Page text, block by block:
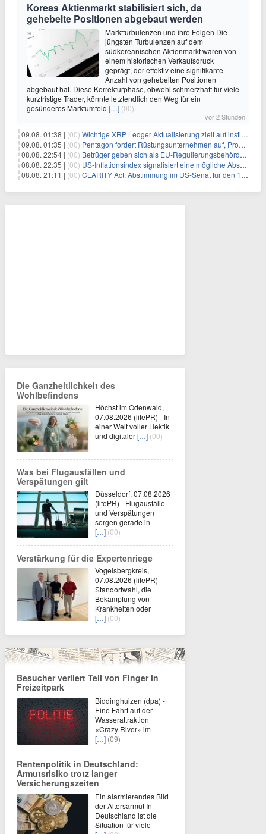
Koreas Aktienmarkt stabilisiert sich, da
gehebelte Positionen abgebaut werden
Marktturbulenzen und ihre Folgen Die
jüngsten Turbulenzen auf dem
südkoreanischen Aktienmarkt waren von
einem historischen Verkaufsdruck
geprägt, der effektiv eine signifikante
Anzahl von gehebelten Positionen
abgebaut hat. Diese Korrekturphase, obwohl schmerzhaft für viele
kurzfristige Trader, könnte letztendlich den Weg für ein
gesünderes Marktumfeld […] (00)
vor 2 Stunden
09.08. 01:38 | (00) Wichtige XRP Ledger Aktualisierung zielt auf institutionelle Akzeptanz ab
09.08. 01:35 | (00) Pentagon fordert Rüstungsunternehmen auf, Produktion angesichts eskalierender globaler Spannungen zu steigern
08.08. 22:54 | (00) Betrüger geben sich als EU-Regulierungsbehörden aus, um Krypto-Nutzer nach MiCA-Deadline ins Visier zu nehmen
08.08. 22:35 | (00) US-Inflationsindex signalisiert eine mögliche Abschwächung der Inflationsdruck
08.08. 21:11 | (00) CLARITY Act: Abstimmung im US-Senat für den 15. September angesetzt
Die Ganzheitlichkeit des
Wohlbefindens
Höchst im Odenwald,
07.08.2026 (lifePR) - In
einer Welt voller Hektik
und digitaler[…] (00)
Was bei Flugausfällen und
Verspätungen gilt
Düsseldorf, 07.08.2026
(lifePR) - Flugausfälle
und Verspätungen
sorgen gerade in
[…] (00)
Verstärkung für die Expertenriege
Vogelsbergkreis,
07.08.2026 (lifePR) -
Standortwahl, die
Bekämpfung von
Krankheiten oder
[…] (00)
Besucher verliert Teil von Finger in
Freizeitpark
Biddinghuizen (dpa) -
Eine Fahrt auf der
Wasserattraktion
«Crazy River» im
[…] (09)
Rentenpolitik in Deutschland:
Armutsrisiko trotz langer
Versicherungszeiten
Ein alarmierendes Bild
der Altersarmut In
Deutschland ist die
Situation für viele